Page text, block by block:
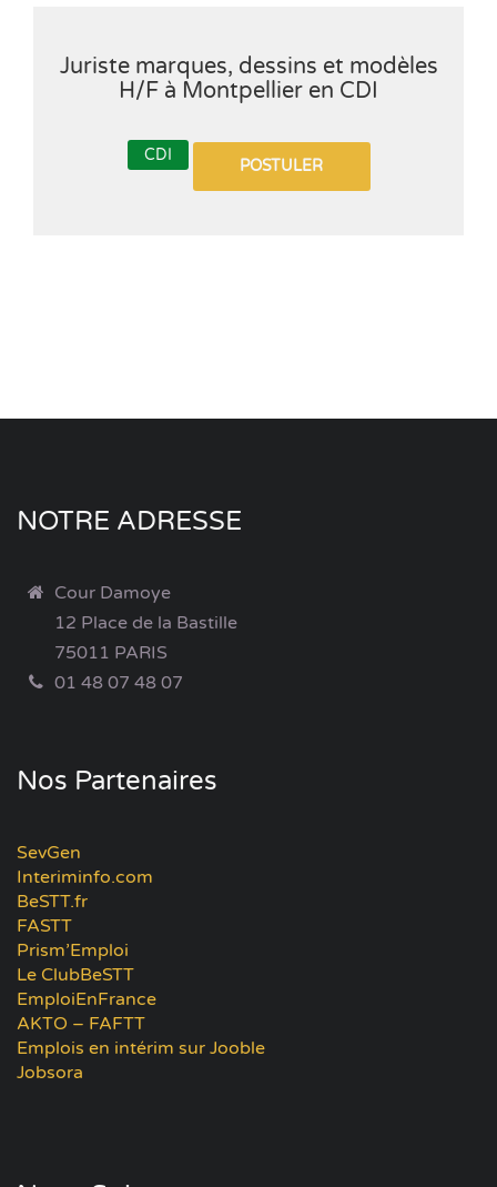
Juriste marques, dessins et modèles
H/F à Montpellier en CDI
CDI
POSTULER
NOTRE ADRESSE
Cour Damoye
12 Place de la Bastille
75011 PARIS
01 48 07 48 07
Nos Partenaires
SevGen
Interiminfo.com
BeSTT.fr
FASTT
Prism’Emploi
Le ClubBeSTT
EmploiEnFrance
AKTO – FAFTT
Emplois en intérim sur Jooble
Jobsora